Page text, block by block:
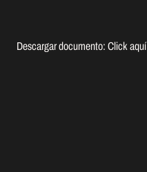
Descargar documento: Click aquí